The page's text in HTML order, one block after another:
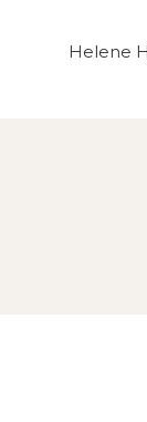
Helene